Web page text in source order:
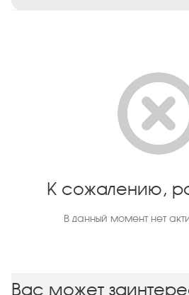
К сожалению,
В данный момент нет
Вас может